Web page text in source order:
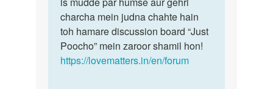
charcha mein judna chahte hain
toh hamare discussion board “Just
Poocho” mein zaroor shamil hon!
https://lovematters.in/en/forum